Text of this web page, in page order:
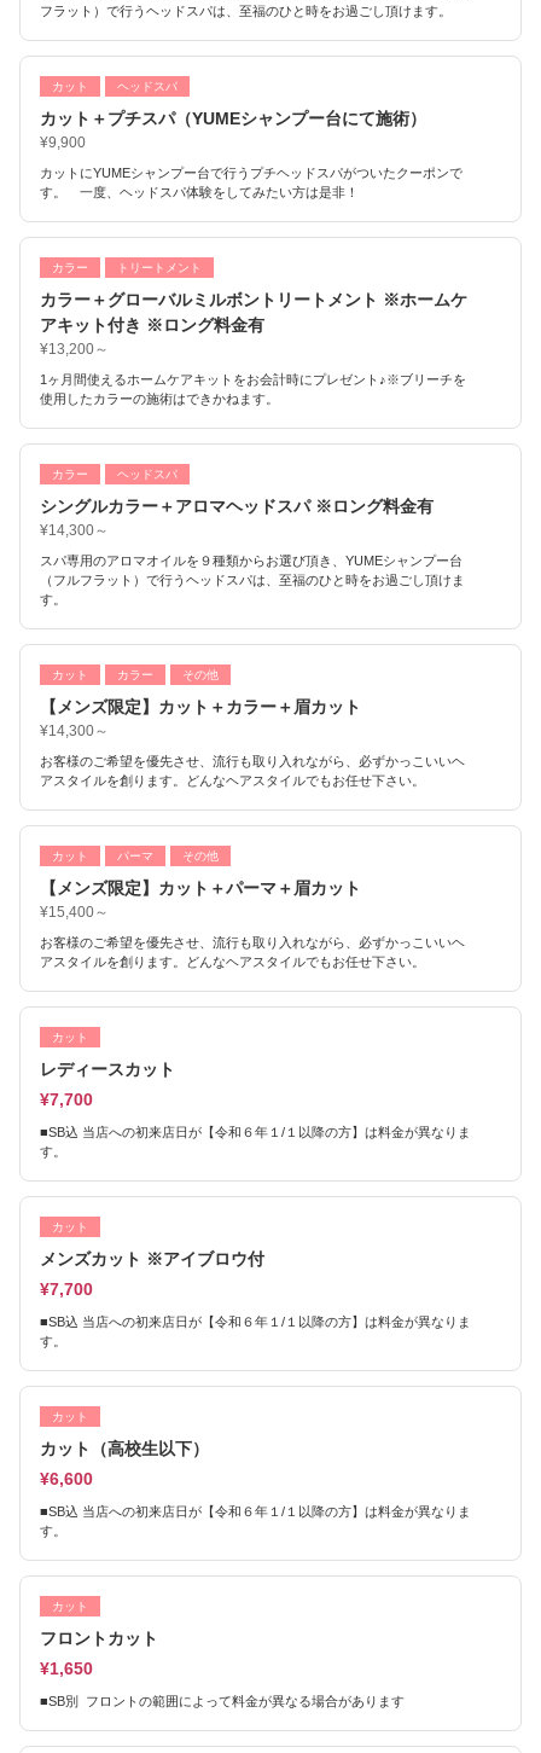
フラット）で行うヘッドスパは、至福のひと時をお過ごし頂けます。
カット ヘッドスパ
カット＋プチスパ（YUMEシャンプー台にて施術）
¥9,900
カットにYUMEシャンプー台で行うプチヘッドスパがついたクーポンで
す。 一度、ヘッドスパ体験をしてみたい方は是非！
カラー トリートメント
カラー＋グローバルミルボントリートメント ※ホームケ
アキット付き ※ロング料金有
¥13,200～
1ヶ月間使えるホームケアキットをお会計時にプレゼント♪※ブリーチを
使用したカラーの施術はできかねます。
カラー ヘッドスパ
シングルカラー＋アロマヘッドスパ ※ロング料金有
¥14,300～
スパ専用のアロマオイルを９種類からお選び頂き、YUMEシャンプー台
（フルフラット）で行うヘッドスパは、至福のひと時をお過ごし頂けま
す。
カット カラー その他
【メンズ限定】カット＋カラー＋眉カット
¥14,300～
お客様のご希望を優先させ、流行も取り入れながら、必ずかっこいいヘ
アスタイルを創ります。どんなヘアスタイルでもお任せ下さい。
カット パーマ その他
【メンズ限定】カット＋パーマ＋眉カット
¥15,400～
お客様のご希望を優先させ、流行も取り入れながら、必ずかっこいいヘ
アスタイルを創ります。どんなヘアスタイルでもお任せ下さい。
カット
レディースカット
¥7,700
■SB込 当店への初来店日が【令和６年１/１以降の方】は料金が異なりま
す。
カット
メンズカット ※アイブロウ付
¥7,700
■SB込 当店への初来店日が【令和６年１/１以降の方】は料金が異なりま
す。
カット
カット（高校生以下）
¥6,600
■SB込 当店への初来店日が【令和６年１/１以降の方】は料金が異なりま
す。
カット
フロントカット
¥1,650
■SB別 フロントの範囲によって料金が異なる場合があります